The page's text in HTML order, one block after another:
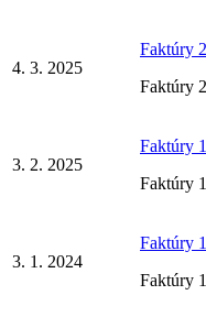
4. 3. 2025
Faktúry
Faktúry
3. 2. 2025
Faktúry
Faktúry
3. 1. 2024
Faktúry
Faktúry